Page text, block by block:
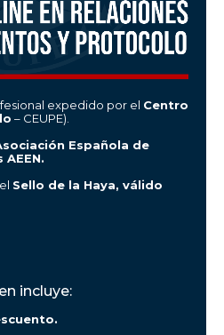
expedido por el Centro
– CEUPE).
Española de
Sello de la Haya, válido
incluye: